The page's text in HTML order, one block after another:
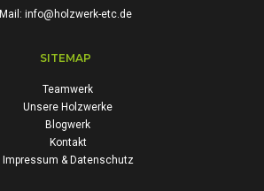
Mail: info@holzwerk-etc.de
SITEMAP
Teamwerk
Unsere Holzwerke
Blogwerk
Kontakt
Impressum & Datenschutz